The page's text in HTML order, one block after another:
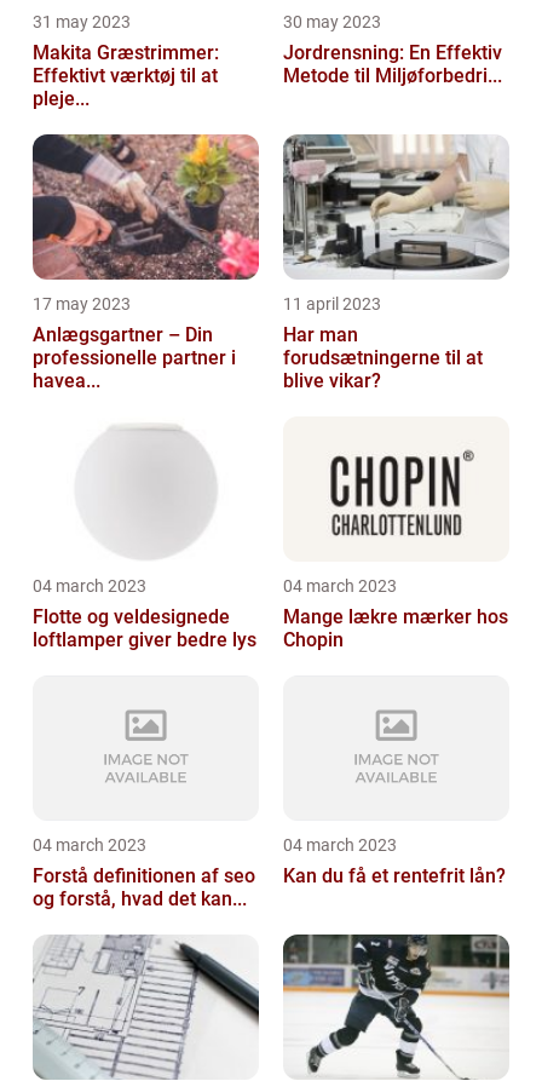
31 may 2023
Makita Græstrimmer:
Effektivt værktøj til at
pleje...
30 may 2023
Jordrensning: En Effektiv
Metode til Miljøforbedri...
17 may 2023
Anlægsgartner – Din
professionelle partner i
havea...
11 april 2023
Har man
forudsætningerne til at
blive vikar?
04 march 2023
Flotte og veldesignede
loftlamper giver bedre lys
04 march 2023
Mange lækre mærker hos
Chopin
04 march 2023
Forstå definitionen af seo
og forstå, hvad det kan...
04 march 2023
Kan du få et rentefrit lån?